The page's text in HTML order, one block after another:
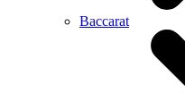
Baccarat